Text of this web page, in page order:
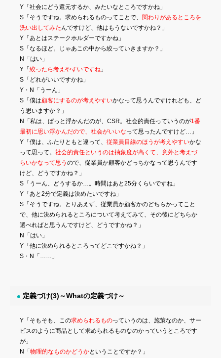
Y「社会にどう還元するか、みたいなところですかね」
S「そうですね。求められるものってことで、 関わりがあるところを
洗い出してみたんですけど、他はもうないですかね？」
Y「あとはステークホルダーですかね」
S「なるほど。じゃあこの中から絞っていきますか？」
N「はい」
Y「 絞ったら考えやすいですね 」
S「どれがいいですかね」
Y・N「うーん」
S「僕は顧客にするのが考えやすいかなって思うんですけれども、ど
う思いますか？」
N「私は、ぱっと浮かんだのが、CSR。社会的責任っていうのが1番
最初に思い浮かんだので、社会がいいなって思ったんですけど…」
Y「僕は、ふたりともと違って、 従業員目線のほうが考えやすいかな
って思って。 社会的責任というのは抽象度が高くて、意外と考えづ
らいかなって思う ので、従業員か顧客かどっちかなって思うんです
けど、どうですかね？」
S「うーん、どうするか…。時間はあと25分くらいですね」
Y「あと2分で定義は決めたいですね」
S「そうですね。とりあえず、従業員か顧客かのどちらかってこと
で、他に決められるところについて考えてみて、その後にどちらか
選べればと思うんですけど、どうですかね？」
N「はい」
Y「他に決められるところってどこですかね？」
S・N「……」
定義づけ(3)～Whatの定義づけ～
Y「そもそも、この求められるものっていうのは、施策なのか、サー
ビスのように商品として求められるものなのかっていうところです
が」
N「 物理的なものかどうかということですか？」